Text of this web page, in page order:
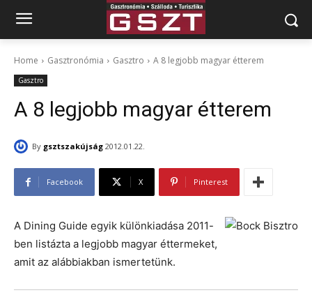
Home Gasztronómia Gasztro A 8 legjobb magyar étterem
Gasztro
A 8 legjobb magyar étterem
By gsztszakújság 2012.01.22.
Facebook X Pinterest
A Dining Guide egyik különkiadása 2011-
ben listázta a legjobb magyar éttermeket,
amit az alábbiakban ismertetünk.